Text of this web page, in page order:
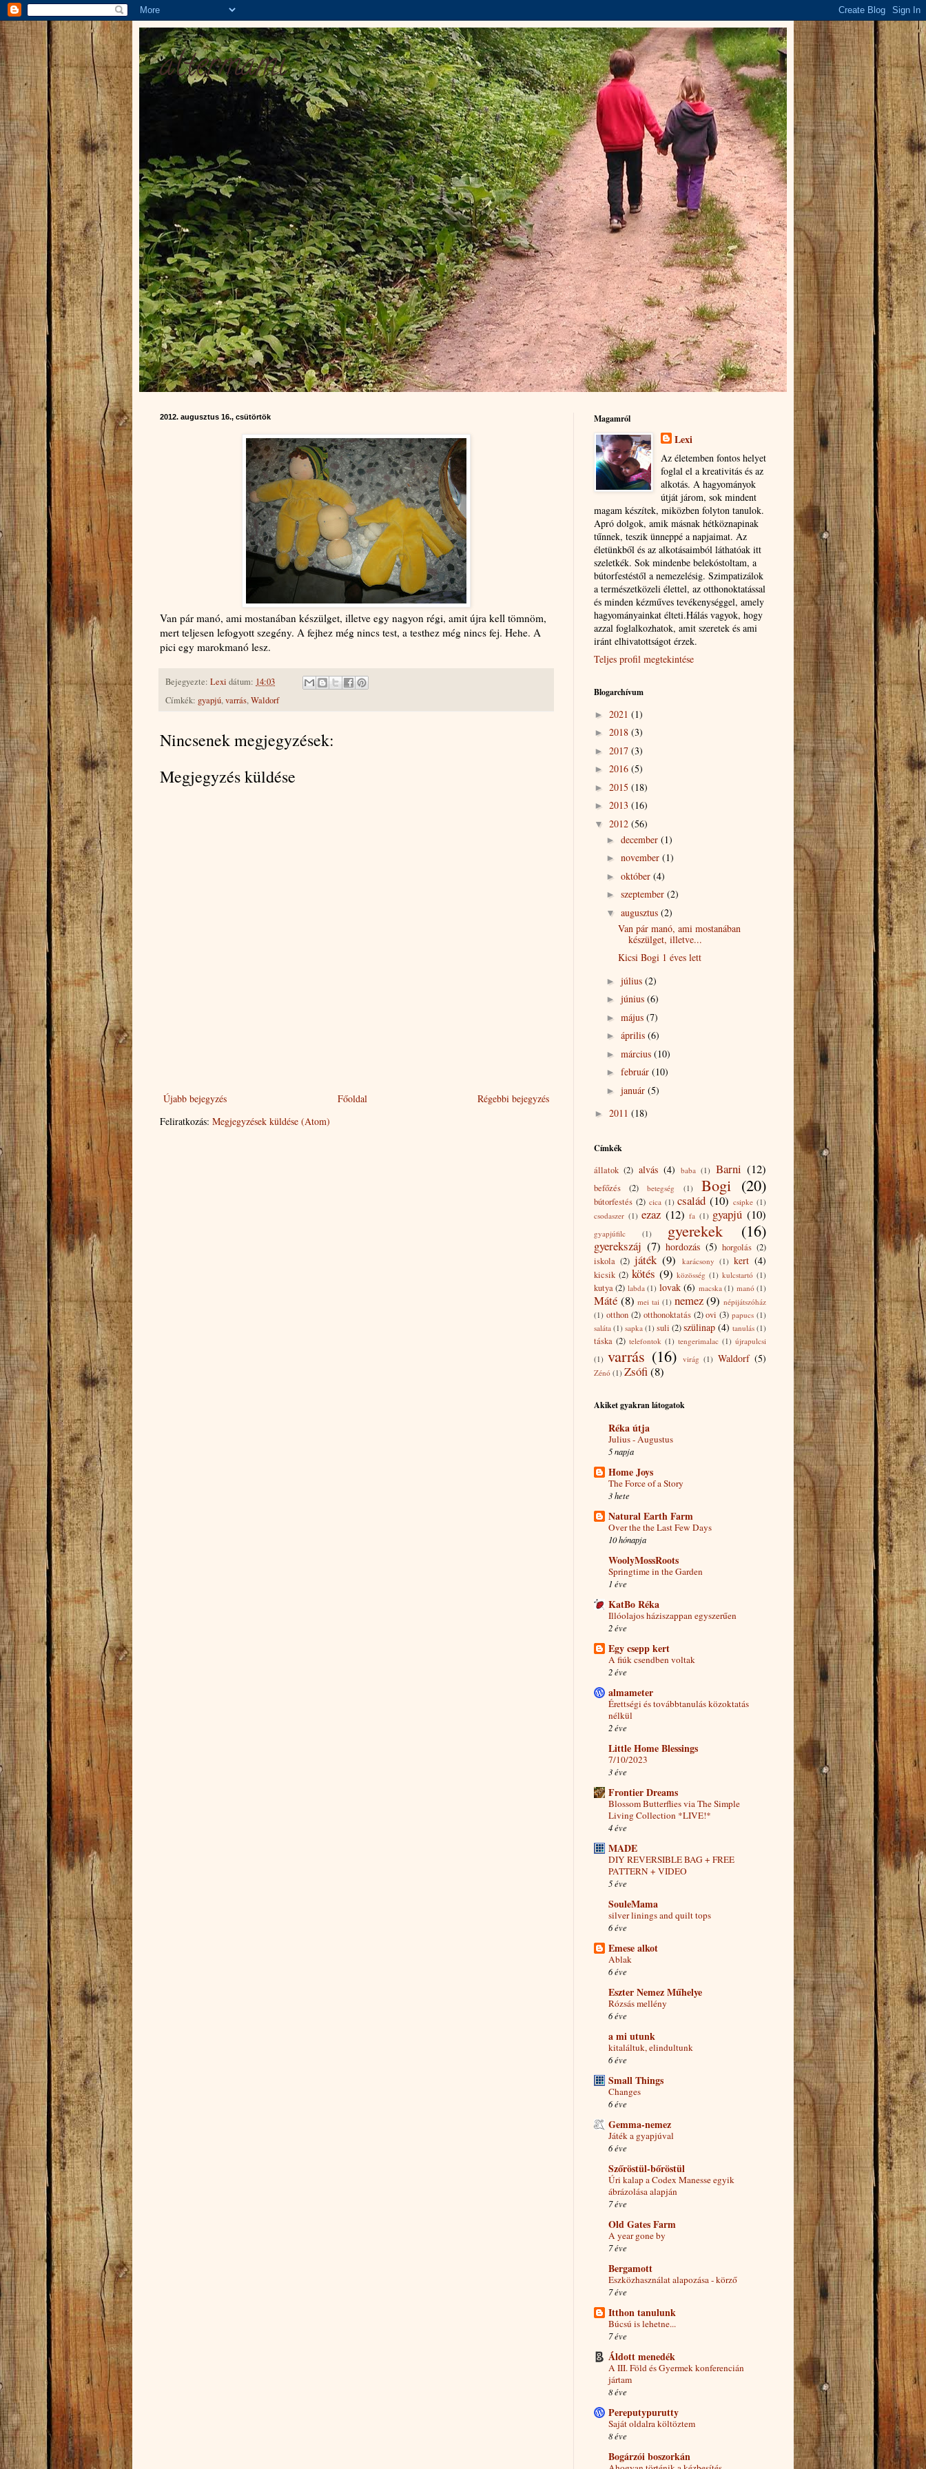
altermami
2012. augusztus 16., csütörtök
Van pár manó, ami mostanában készülget, illetve egy nagyon régi, amit újra kell tömnöm,
mert teljesen lefogyott szegény. A fejhez még nincs test, a testhez még nincs fej. Hehe. A
pici egy marokmanó lesz.
Bejegyezte: Lexi dátum: 14:03
Címkék: gyapjú,varrás,Waldorf
Nincsenek megjegyzések:
Megjegyzés küldése
Újabb bejegyzés Régebbi bejegyzés
Főoldal
Feliratkozás: Megjegyzések küldése (Atom)
Magamról
Lexi
Az életemben fontos helyet
foglal el a kreativitás és az
alkotás. A hagyományok
útját járom, sok mindent
magam készítek, miközben folyton tanulok.
Apró dolgok, amik másnak hétköznapinak
tűnnek, teszik ünneppé a napjaimat. Az
életünkből és az alkotásaimból láthatóak itt
szeletkék. Sok mindenbe belekóstoltam, a
bútorfestéstől a nemezelésig. Szimpatizálok
a természetközeli élettel, az otthonoktatással
és minden kézműves tevékenységgel, amely
hagyományainkat élteti.Hálás vagyok, hogy
azzal foglalkozhatok, amit szeretek és ami
iránt elhivatottságot érzek.
Teljes profil megtekintése
Blogarchívum
► 2021 (1)
► 2018 (3)
► 2017 (3)
► 2016 (5)
► 2015 (18)
► 2013 (16)
▼ 2012 (56)
► december (1)
► november (1)
► október (4)
► szeptember (2)
▼ augusztus (2)
Van pár manó, ami mostanában
készülget, illetve...
Kicsi Bogi 1 éves lett
► július (2)
► június (6)
► május (7)
► április (6)
► március (10)
► február (10)
► január (5)
► 2011 (18)
Címkék
állatok (2) alvás (4) baba (1) Barni (12)
befőzés (2) betegség (1) Bogi (20)
bútorfestés (2) cica (1) család (10) csipke (1)
csodaszer (1) ezaz (12) fa (1) gyapjú (10)
gyapjúfilc (1) gyerekek (16)
gyerekszáj (7) hordozás (5) horgolás (2)
iskola (2) játék (9) karácsony (1) kert (4)
kicsik (2) kötés (9) közösség (1) kulcstartó (1)
kutya (2) labda (1) lovak (6) macska (1) manó (1)
Máté (8) mei tai (1) nemez (9) népijátszóház
(1) otthon (2) otthonoktatás (2) ovi (3) papucs (1)
saláta (1) sapka (1) suli (2)szülinap (4) tanulás (1)
táska (2) telefontok (1) tengerimalac (1) újrapulcsi
(1) varrás (16) virág (1) Waldorf (5)
Zénó (1) Zsófi (8)
Akiket gyakran látogatok
Réka útja
Julius - Augustus
5 napja
Home Joys
The Force of a Story
3 hete
Natural Earth Farm
Over the the Last Few Days
10 hónapja
WoolyMossRoots
Springtime in the Garden
1 éve
KatBo Réka
Illóolajos háziszappan egyszerűen
2 éve
Egy csepp kert
A fiúk csendben voltak
2 éve
almameter
Érettségi és továbbtanulás közoktatás
nélkül
2 éve
Little Home Blessings
7/10/2023
3 éve
Frontier Dreams
Blossom Butterflies via The Simple
Living Collection *LIVE!*
4 éve
MADE
DIY REVERSIBLE BAG + FREE
PATTERN + VIDEO
5 éve
SouleMama
silver linings and quilt tops
6 éve
Emese alkot
Ablak
6 éve
Eszter Nemez Műhelye
Rózsás mellény
6 éve
a mi utunk
kitaláltuk, elindultunk
6 éve
Small Things
Changes
6 éve
Gemma-nemez
Játék a gyapjúval
6 éve
Szőröstül-bőröstül
Úri kalap a Codex Manesse egyik
ábrázolása alapján
7 éve
Old Gates Farm
A year gone by
7 éve
Bergamott
Eszközhasználat alapozása - körző
7 éve
Itthon tanulunk
Búcsú is lehetne...
7 éve
Áldott menedék
A III. Föld és Gyermek konferencián
jártam
8 éve
Pereputypurutty
Saját oldalra költöztem
8 éve
Bogárzói boszorkán